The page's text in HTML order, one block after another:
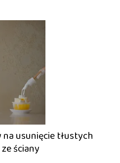
usunięcie tłustych
ściany